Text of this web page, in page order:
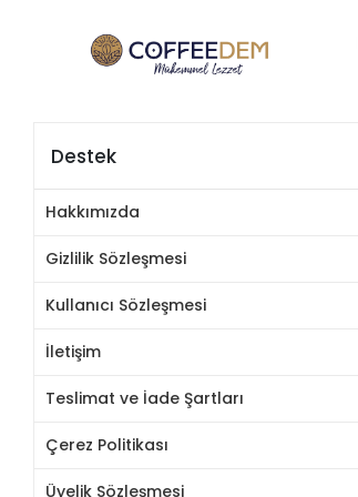
Destek
Hakkımızda
Gizlilik Sözleşmesi
Kullanıcı Sözleşmesi
İletişim
Teslimat ve İade Şartları
Çerez Politikası
Üyelik Sözleşmesi